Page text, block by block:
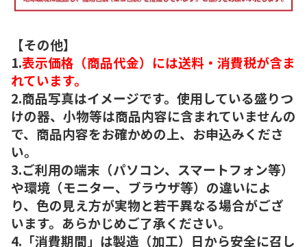
【その他】
1.表示価格（商品代金）には送料・消費税が含ま
れています。
2.商品写真はイメージです。使用している盛りつ
けの器、小物等は商品内容に含まれていませんの
で、商品内容をお確かめの上、お申込みくださ
い。
3.ご利用の端末（パソコン、スマートフォン等）
や環境（モニター、ブラウザ等）の違いによ
り、色の見え方が実物と若干異なる場合がござ
います。あらかじめご了承ください。
4.「消費期間」は製造（加工）日から安全に召し